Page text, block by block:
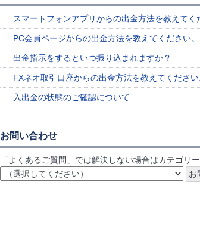
スマートフォンアプリからの出金方法を教えてく
PC会員ページからの出金方法を教えてください。
出金指示をするといつ振り込まれますか？
FXネオ取引口座からの出金方法を教えてください
入出金の状態のご確認について
お問い合わせ
「よくあるご質問」では解決しない場合はカテゴリ